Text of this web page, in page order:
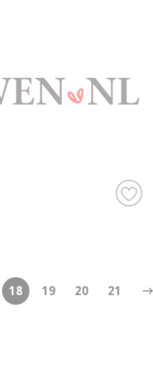
18 19 20 21